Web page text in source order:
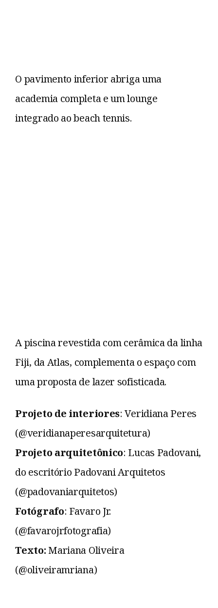
O pavimento inferior abriga uma
academia completa e um lounge
integrado ao beach tennis.
A piscina revestida com cerâmica da linha
Fiji, da Atlas, complementa o espaço com
uma proposta de lazer sofisticada.
Projeto de interiores: Veridiana Peres
(@veridianaperesarquitetura)
Projeto arquitetônico: Lucas Padovani,
do escritório Padovani Arquitetos
(@padovaniarquitetos)
Fotógrafo: Favaro Jr.
(@favarojrfotografia)
Texto: Mariana Oliveira
(@oliveiramriana)